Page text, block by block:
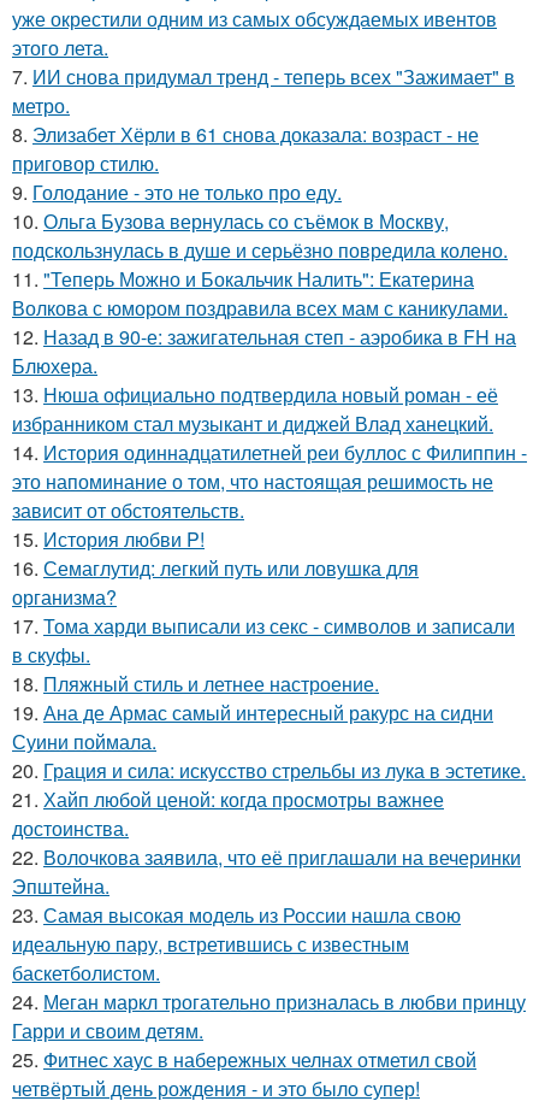
уже окрестили одним из самых обсуждаемых ивентов
этого лета.
7. ИИ снова придумал тренд - теперь всех "Зажимает" в
метро.
8. Элизабет Хёрли в 61 снова доказала: возраст - не
приговор стилю.
9. Голодание - это не только про еду.
10. Ольга Бузова вернулась со съёмок в Москву,
подскользнулась в душе и серьёзно повредила колено.
11. "Теперь Можно и Бокальчик Налить": Екатерина
Волкова с юмором поздравила всех мам с каникулами.
12. Назад в 90-е: зажигательная степ - аэробика в FH на
Блюхера.
13. Нюша официально подтвердила новый роман - её
избранником стал музыкант и диджей Влад ханецкий.
14. История одиннадцатилетней реи буллос с Филиппин -
это напоминание о том, что настоящая решимость не
зависит от обстоятельств.
15. История любви P!
16. Семаглутид: легкий путь или ловушка для
организма?
17. Тома харди выписали из секс - символов и записали
в скуфы.
18. Пляжный стиль и летнее настроение.
19. Ана де Армас самый интересный ракурс на сидни
Суини поймала.
20. Грация и сила: искусство стрельбы из лука в эстетике.
21. Хайп любой ценой: когда просмотры важнее
достоинства.
22. Волочкова заявила, что её приглашали на вечеринки
Эпштейна.
23. Самая высокая модель из России нашла свою
идеальную пару, встретившись с известным
баскетболистом.
24. Меган маркл трогательно призналась в любви принцу
Гарри и своим детям.
25. Фитнес хаус в набережных челнах отметил свой
четвёртый день рождения - и это было супер!